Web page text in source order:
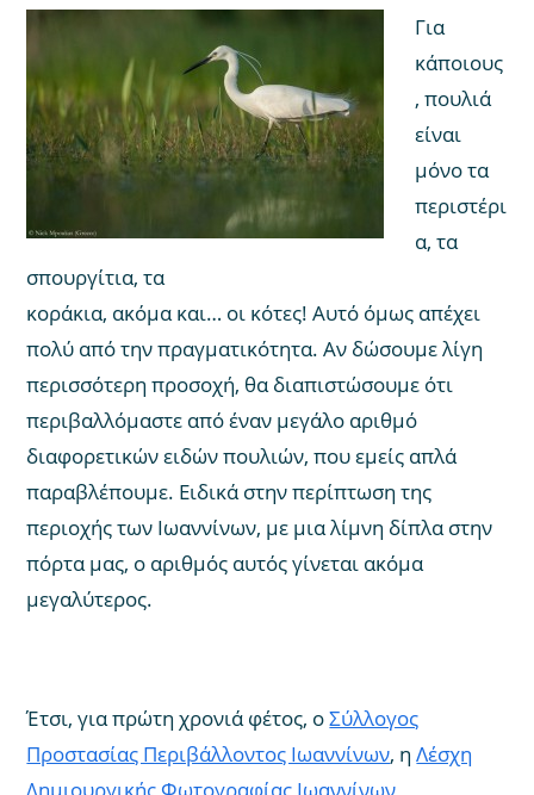
Για
κάποιους
, πουλιά
είναι
μόνο τα
περιστέρι
α, τα
σπουργίτια, τα
κοράκια, ακόμα και… οι κότες! Αυτό όμως απέχει
πολύ από την πραγματικότητα. Αν δώσουμε λίγη
περισσότερη προσοχή, θα διαπιστώσουμε ότι
περιβαλλόμαστε από έναν μεγάλο αριθμό
διαφορετικών ειδών πουλιών, που εμείς απλά
παραβλέπουμε. Ειδικά στην περίπτωση της
περιοχής των Ιωαννίνων, με μια λίμνη δίπλα στην
πόρτα μας, ο αριθμός αυτός γίνεται ακόμα
μεγαλύτερος.
Έτσι, για πρώτη χρονιά φέτος, οΣύλλογος
Προστασίας Περιβάλλοντος Ιωαννίνων, ηΛέσχη